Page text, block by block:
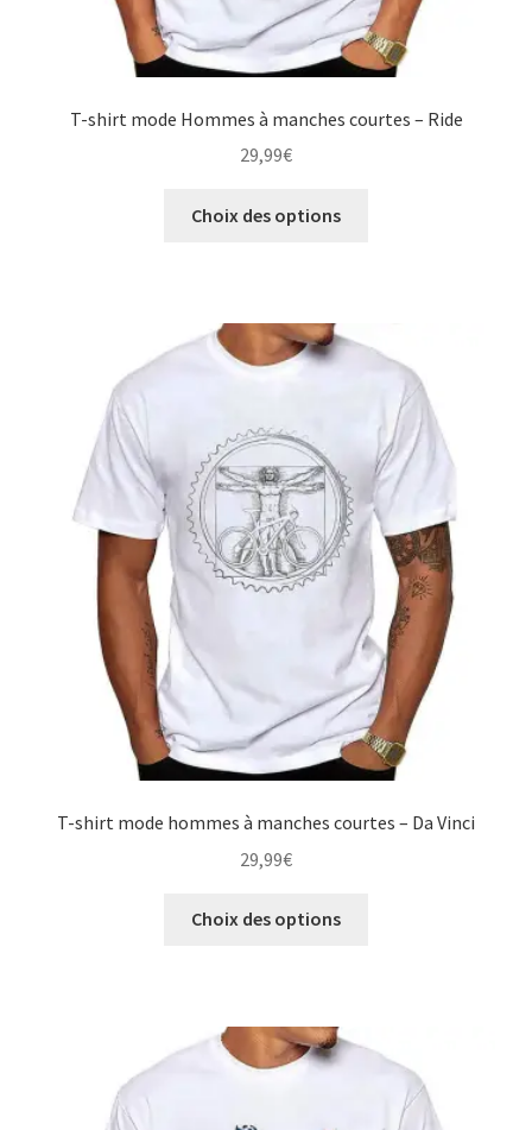
T-shirt mode Hommes à manches courtes – Ride
29,99€
Choix des options
Les
options
peuvent
être
choisies
sur
la
page
du
produit
T-shirt mode hommes à manches courtes – Da Vinci
29,99€
Choix des options
Les
options
peuvent